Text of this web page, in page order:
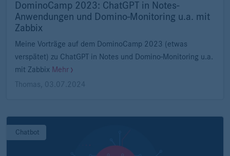
DominoCamp 2023: ChatGPT in Notes-
Anwendungen und Domino-Monitoring u.a. mit
Zabbix
Meine Vorträge auf dem DominoCamp 2023 (etwas
verspätet) zu ChatGPT in Notes und Domino-Monitoring u.a.
mit Zabbix Mehr
Thomas
03.07.2024
Chatbot